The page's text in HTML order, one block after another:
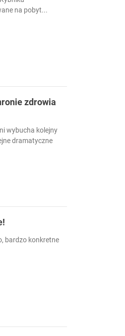
na pobyt...
zdrowia
wybucha kolejny
dramatyczne
bardzo konkretne